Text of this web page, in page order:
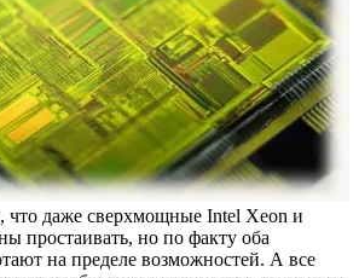
что даже сверхмощные Intel Xeon и
простаивать, но по факту оба
на пределе возможностей. А все